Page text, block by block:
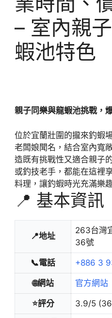
– 室內親
蝦池特色
親子同樂與龍蝦池挑戰，
位於宜蘭壯圍的攏來釣蝦
老闆娘聞名，結合室內寬
造既有挑戰性又適合親子
或釣技老手，都能在這裡
料理，讓釣蝦時光充滿樂
📍 基本資訊
📍地址
263台灣
36號
📞電話 +886 3
🌐網站 官方網站
⭐評分 3.9/5